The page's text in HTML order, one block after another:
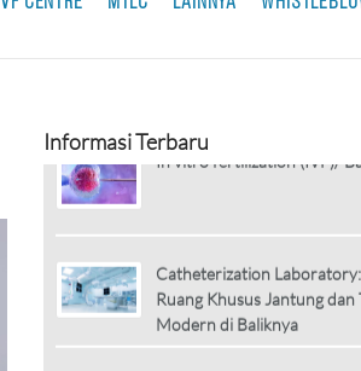
Informasi Terbaru
Catheterization
Modern di Baliknya
Coronary Artery Bypass